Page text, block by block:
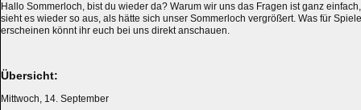
Hallo Sommerloch, bist du wieder da? Warum wir uns das Fragen ist ganz
sieht es wieder so aus, als hätte sich unser Sommerloch vergrößert. Was für
erscheinen könnt ihr euch bei uns direkt anschauen.
Übersicht:
Mittwoch, 14. September